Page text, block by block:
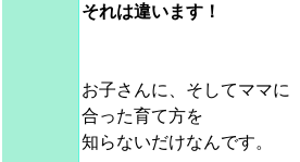
それは違います！
お子さんに、そしてママに
合った育て方を
知らないだけなんです。